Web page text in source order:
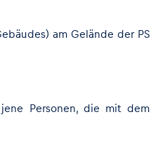
am Gelände der PS
Personen, die mit dem